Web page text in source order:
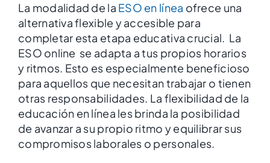
La modalidad de la ESO en línea ofrece una
alternativa flexible y accesible para
completar esta etapa educativa crucial. La
ESO online se adapta a tus propios horarios
y ritmos. Esto es especialmente beneficioso
para aquellos que necesitan trabajar o tienen
otras responsabilidades. La flexibilidad de la
educación en línea les brinda la posibilidad
de avanzar a su propio ritmo y equilibrar sus
compromisos laborales o personales.